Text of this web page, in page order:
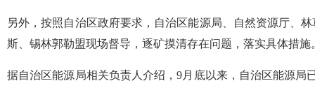
另外，按照自治区政府要求，自治区能源局、自然资源厅、
斯、锡林郭勒盟现场督导，逐矿摸清存在问题，落实具体措施
据自治区能源局相关负责人介绍，9月底以来，自治区能源局